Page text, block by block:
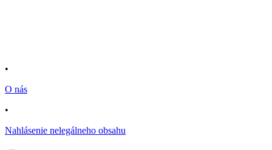
•
O nás
•
Nahlásenie nelegálneho obsahu